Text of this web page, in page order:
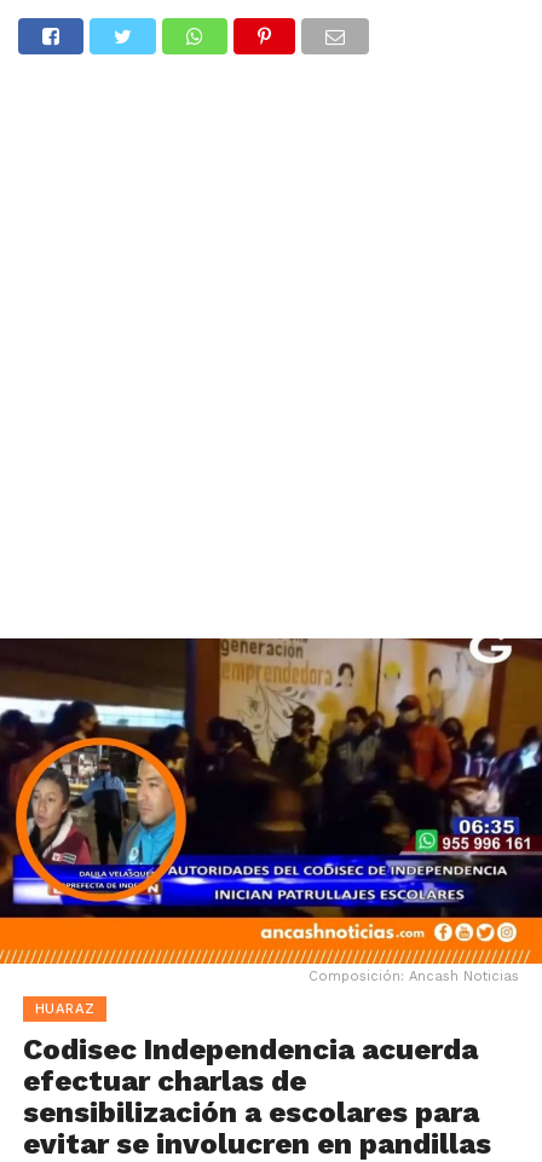
Composición: Ancash Noticias
HUARAZ
Codisec Independencia acuerda
efectuar charlas de
sensibilización a escolares para
evitar se involucren en pandillas